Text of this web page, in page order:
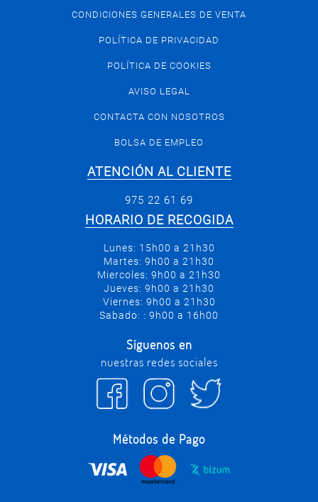
CONDICIONES GENERALES DE VENTA
POLÍTICA DE PRIVACIDAD
POLÍTICA DE COOKIES
AVISO LEGAL
CONTACTA CON NOSOTROS
BOLSA DE EMPLEO
ATENCIÓN AL CLIENTE
975 22 61 69
HORARIO DE RECOGIDA
Lunes: 15h00 a 21h30
Martes: 9h00 a 21h30
Miercoles: 9h00 a 21h30
Jueves: 9h00 a 21h30
Viernes: 9h00 a 21h30
Sabado: : 9h00 a 16h00
Síguenos en
nuestras redes sociales
Métodos de Pago
. .